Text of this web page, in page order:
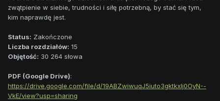
zwątpienie w siebie, trudności i siłę potrzebną, by stać się tym,
kim naprawdę jest.
Status: Zakończone
Liczba rozdziałów: 15
Objętość: 30 264 słowa
PDF (Google Drive):
https://drive.google.com/file/d/19ABZwiwuqJ5iuto3gktkxIj0OyN--
VkE/view?usp=sharing